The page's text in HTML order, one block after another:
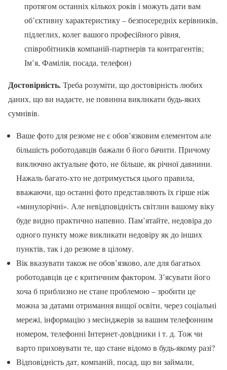
протягом останніх кількох років і можуть дати вам
об’єктивну характеристику – безпосередніх керівників,
підлеглих, колег вашого професійного рівня,
співробітників компаній-партнерів та контрагентів;
Ім’я, Фамілія, посада, телефон)
Достовірність.Треба розуміти, що достовірність любих
даних, що ви надаєте, не повинна викликати будь-яких
сумнівів.
Ваше фото для резюме не є обов’язковим елементом але
більшість роботодавців бажали б його бачити. Причому
виключно актуальне фото, не більше, як річної давнини.
Нажаль багато-хто не дотримується цього правила,
вважаючи, що останні фото представляють їх гірше ніж
«минулорічні». Але невідповідність світлин вашому віку
буде видно практично напевно. Пам’ятайте, недовіра до
одного пункту може викликати недовіру як до інших
пунктів, так і до резюме в цілому.
Вік вказувати також не обов’язково, але для багатьох
роботодавців це є критичним фактором. З’ясувати його
хоча б приблизно не стане проблемою – зробити це
можна за датами отримання вищої освіти, через соціальні
мережі, інформацію з месінджерів за вашим телефонним
номером, телефонні Інтернет-довідники і т. д. Тож чи
варто приховувати те, що стане відомо в будь-якому разі?
Відповідність дат, компаній, посад, що ви займали,